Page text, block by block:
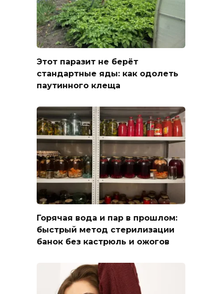
Этот паразит не берёт
стандартные яды: как одолеть
паутинного клеща
Горячая вода и пар в прошлом:
быстрый метод стерилизации
банок без кастрюль и ожогов